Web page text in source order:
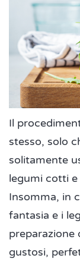
Il
stesso, solo
solitamente
legumi cotti
Insomma, in
fantasia e i
gustosi,